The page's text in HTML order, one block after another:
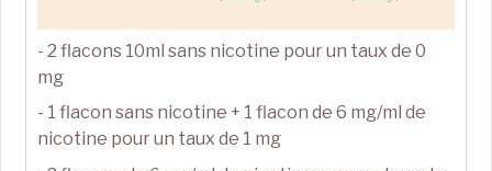
- 2 flacons 10ml sans nicotine pour un taux de 0
mg
- 1 flacon sans nicotine + 1 flacon de 6 mg/ml de
nicotine pour un taux de 1 mg